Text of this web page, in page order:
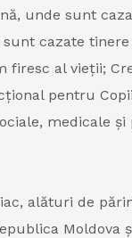
unde sunt
cazate
al vieții;
pentru
medicale și
alături de
Moldova